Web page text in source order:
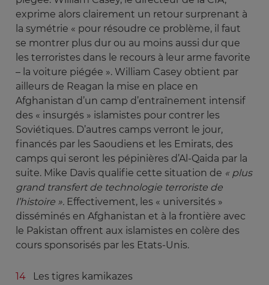
exprime alors clairement un retour surprenant à
la symétrie « pour résoudre ce problème, il faut
se montrer plus dur ou au moins aussi dur que
les terroristes dans le recours à leur arme favorite
– la voiture piégée ». William Casey obtient par
ailleurs de Reagan la mise en place en
Afghanistan d’un camp d’entraînement intensif
des « insurgés » islamistes pour contrer les
Soviétiques. D’autres camps verront le jour,
financés par les Saoudiens et les Emirats, des
camps qui seront les pépinières d’Al-Qaida par la
suite. Mike Davis qualifie cette situation de « plus
grand transfert de technologie terroriste de
l’histoire ». Effectivement, les « universités »
disséminés en Afghanistan et à la frontière avec
le Pakistan offrent aux islamistes en colère des
cours sponsorisés par les Etats-Unis.
Les tigres kamikazes